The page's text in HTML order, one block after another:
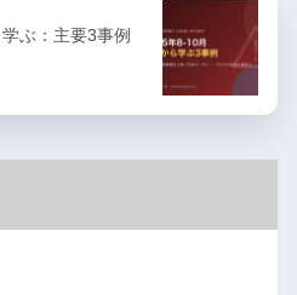
ぶ：主要3事例